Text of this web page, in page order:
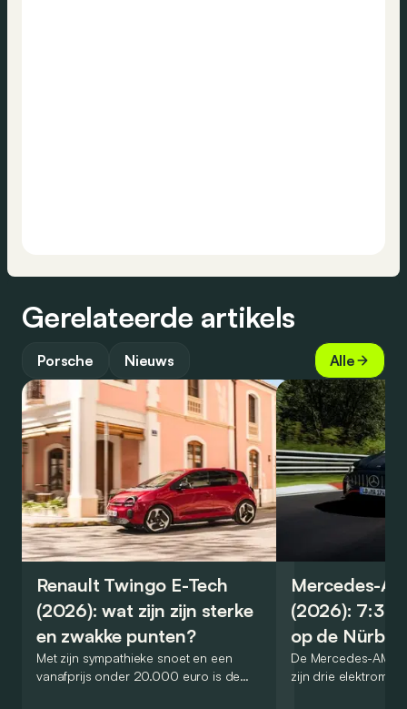
Gerelateerde artikels
Porsche Nieuws Alle
Renault Twingo E-Tech
(2026): wat zijn zijn sterke
en zwakke punten?
Met zijn sympathieke snoet en een
vanafprijs onder 20.000 euro is de
Mercedes-
(2026):
op de
De Mercedes-AMG
zijn drie